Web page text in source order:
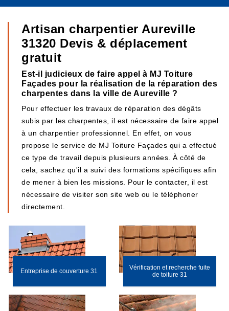
Artisan charpentier Aureville
31320 Devis & déplacement
gratuit
Est-il judicieux de faire appel à MJ Toiture
Façades pour la réalisation de la réparation des
charpentes dans la ville de Aureville ?
Pour effectuer les travaux de réparation des dégâts
subis par les charpentes, il est nécessaire de faire appel
à un charpentier professionnel. En effet, on vous
propose le service de MJ Toiture Façades qui a effectué
ce type de travail depuis plusieurs années. À côté de
cela, sachez qu'il a suivi des formations spécifiques afin
de mener à bien les missions. Pour le contacter, il est
nécessaire de visiter son site web ou le téléphoner
directement.
Entreprise de couverture 31
Vérification et recherche fuite
de toiture 31